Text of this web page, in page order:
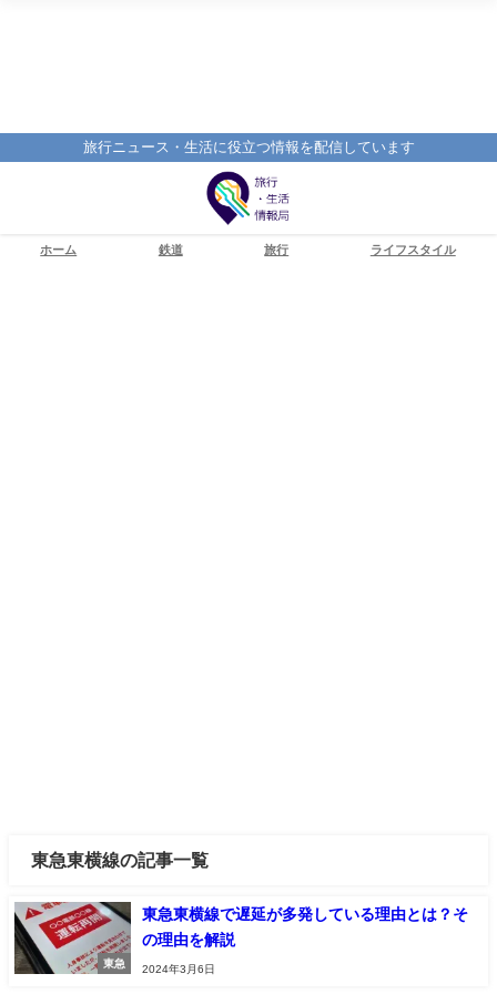
旅行ニュース・生活に役立つ情報を配信しています
ホーム 鉄道 旅行 ライフスタイル
東急東横線の記事一覧
東急
東急東横線で遅延が多発している理由とは？そ
の理由を解説
2024年3月6日